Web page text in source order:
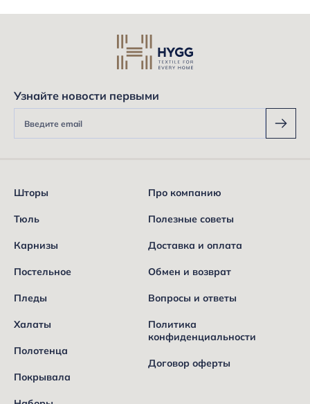
Узнайте новости первыми
Шторы
Тюль
Карнизы
Постельное
Пледы
Халаты
Полотенца
Покрывала
Про компанию
Полезные советы
Доставка и оплата
Обмен и возврат
Вопросы и ответы
Политика
конфиденциальности
Договор оферты